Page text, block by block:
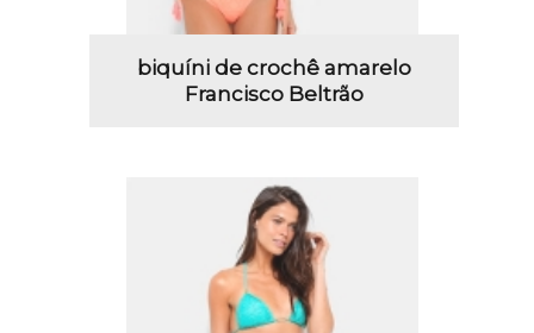
biquíni de crochê amarelo
Francisco Beltrão